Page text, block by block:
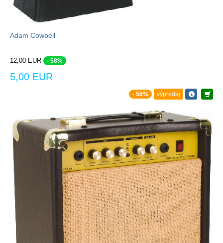
Adam Cowbell
12,00 EUR - 58%
5,00 EUR
- 58% výpredaj